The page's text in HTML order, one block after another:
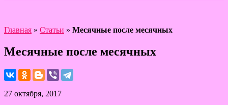
Главная » Статьи » Месячные после месячных
Месячные после месячных
27 октября, 2017